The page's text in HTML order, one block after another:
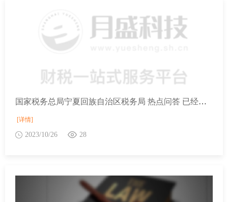
国家税务总局宁夏回族自治区税务局 热点问答 已经享受软件产品即征即退的电子出版物，能否享受出版物先征后退政策？
[详情]
2023/10/26 28